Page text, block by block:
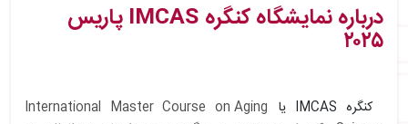
درباره نمایشگاه کنگره IMCAS پاریس
۲۰۲۵
کنگره IMCAS یا
International Master Course on Aging